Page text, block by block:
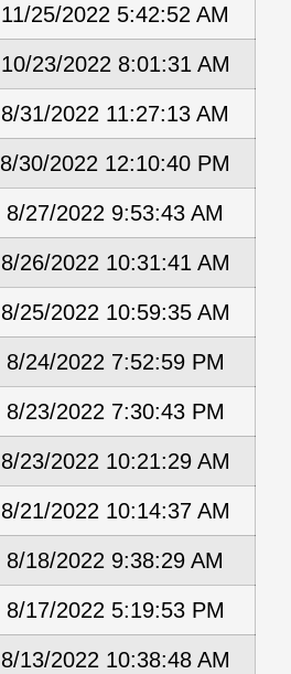
11/25/2022 5:42:52 AM
10/23/2022 8:01:31 AM
8/31/2022 11:27:13 AM
8/30/2022 12:10:40 PM
8/27/2022 9:53:43 AM
8/26/2022 10:31:41 AM
8/25/2022 10:59:35 AM
8/24/2022 7:52:59 PM
8/23/2022 7:30:43 PM
8/23/2022 10:21:29 AM
8/21/2022 10:14:37 AM
8/18/2022 9:38:29 AM
8/17/2022 5:19:53 PM
8/13/2022 10:38:48 AM